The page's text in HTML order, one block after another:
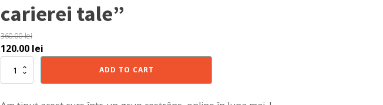
carierei tale”
360.00lei
Original
was:
120.00 lei
[Curs
ADD TO CART